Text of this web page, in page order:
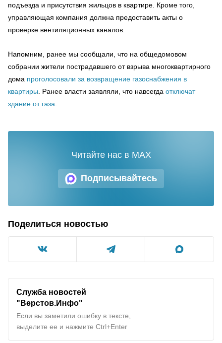
подъезда и присутствия жильцов в квартире. Кроме того,
управляющая компания должна предоставить акты о
проверке вентиляционных каналов.
Напомним, ранее мы сообщали, что на общедомовом
собрании жители пострадавшего от взрыва многоквартирного
дома проголосовали за возвращение газоснабжения в
квартиры . Ранее власти заявляли, что навсегда отключат
здание от газа
Подписывайтесь
Читайте нас в MAX
Поделиться новостью
Служба новостей
"Верстов.Инфо"
Если вы заметили ошибку в тексте,
выделите ее и нажмите Ctrl+Enter